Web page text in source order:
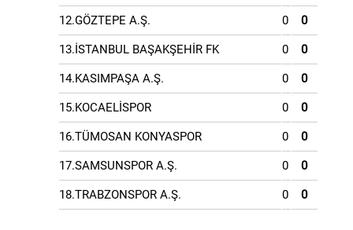
12.GÖZTEPE A.Ş. 0 0
13.İSTANBUL BAŞAKŞEHİR FK 0 0
14.KASIMPAŞA A.Ş. 0 0
15.KOCAELİSPOR 0 0
16.TÜMOSAN KONYASPOR 0 0
17.SAMSUNSPOR A.Ş. 0 0
18.TRABZONSPOR A.Ş. 0 0